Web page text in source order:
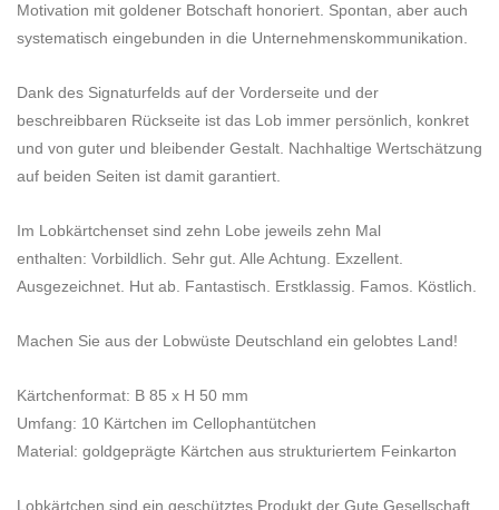
Motivation mit goldener Botschaft honoriert. Spontan, aber auch
systematisch eingebunden in die Unternehmenskommunikation.
Dank des Signaturfelds auf der Vorderseite und der
beschreibbaren Rückseite ist das Lob immer persönlich, konkret
und von guter und bleibender Gestalt. Nachhaltige Wertschätzung
auf beiden Seiten ist damit garantiert.
Im Lobkärtchenset sind zehn Lobe jeweils zehn Mal
enthalten: Vorbildlich. Sehr gut. Alle Achtung. Exzellent.
Ausgezeichnet. Hut ab. Fantastisch. Erstklassig. Famos. Köstlich.
Machen Sie aus der Lobwüste Deutschland ein gelobtes Land!
Kärtchenformat: B 85 x H 50 mm
Umfang: 10 Kärtchen im Cellophantütchen
Material: goldgeprägte Kärtchen aus strukturiertem Feinkarton
Lobkärtchen sind ein geschütztes Produkt der Gute Gesellschaft